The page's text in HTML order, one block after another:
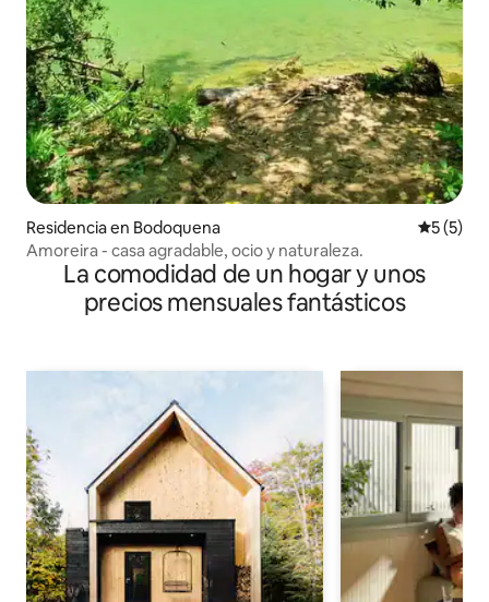
Residencia en Bodoquena
5 (5)
Amoreira - casa agradable, ocio y naturaleza.
La comodidad de un hogar y unos
precios mensuales fantásticos